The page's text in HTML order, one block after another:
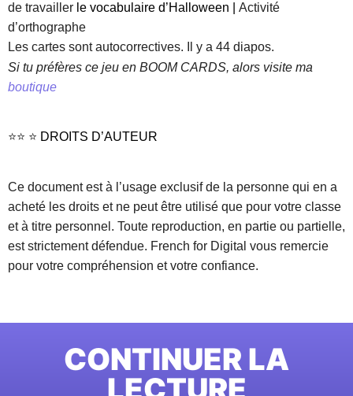
de travailler le vocabulaire d’Halloween | Activité
d’orthographe
Les cartes sont autocorrectives. Il y a 44 diapos.
Si tu préfères ce jeu en BOOM CARDS, alors visite ma
boutique
⭐⭐ ⭐ DROITS D’AUTEUR
Ce document est à l’usage exclusif de la personne qui en a
acheté les droits et ne peut être utilisé que pour votre classe
et à titre personnel. Toute reproduction, en partie ou partielle,
est strictement défendue. French for Digital vous remercie
pour votre compréhension et votre confiance.
CONTINUER LA